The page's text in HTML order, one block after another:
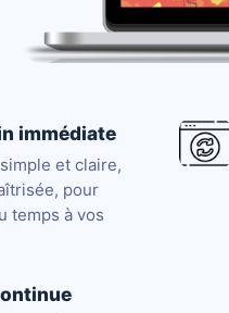
immédiate
et claire,
pour
temps à vos